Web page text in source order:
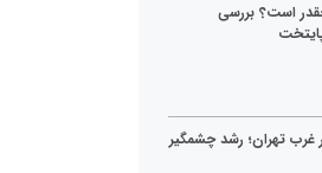
است؟ بررسی
غرب تهران؛ رشد چشمگیر